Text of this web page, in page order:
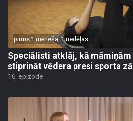
pirms 1 mēneša, 1 nedēļas
Speciālisti atklāj, kā
stiprināt vēdera presi sporta
16. epizode